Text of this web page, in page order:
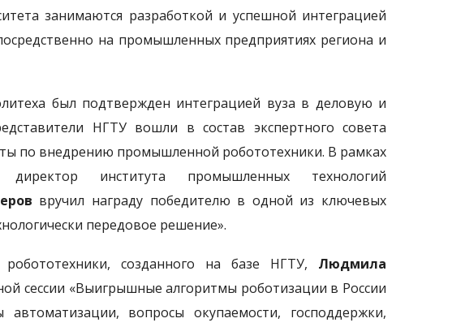
занимаются разработкой и успешной интеграцией
на промышленных предприятиях региона и
был подтвержден интеграцией вуза в деловую и
НГТУ вошли в состав экспертного совета
по внедрению промышленной робототехники. В рамках
директор института промышленных технологий
вручил награду победителю в одной из ключевых
передовое решение».
созданного на базе НГТУ, Людмила
сессии «Выигрышные алгоритмы роботизации в России
вопросы окупаемости, господдержки,